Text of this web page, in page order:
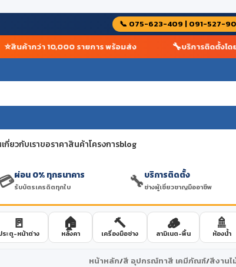
📞 075-623-409 | 091-527-
สินค้ากว่า 10,000 รายการ พร้อมส่ง บริการติดตั้งโดยช่
เกี่ยวกับเราขอราคาสินค้าโครงการblog
ผ่อน 0% ทุกธนาคาร
รับบัตรเครดิตทุกใบ 🔧บริการติดตั้ง
ช่างผู้เชี่ยวชาญมืออาชีพ
🚪
ระตู-หน้าต่าง
🏠
หลังคา
🔨
เครื่องมือช่าง
🪵
ลามิเนต-พื้น
🚿
ห้องน้ำ
หน้าหลัก/สี อุปกรณ์ทาสี เคมีภัณฑ์/สีงานไ